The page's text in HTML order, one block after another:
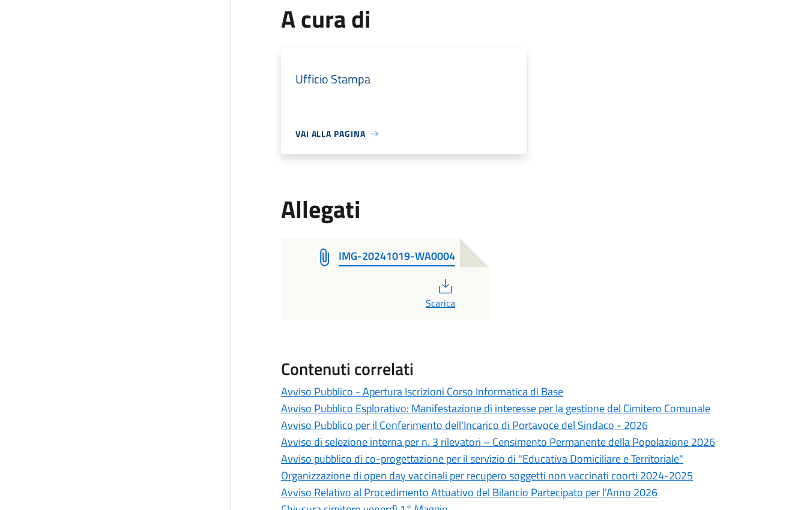
A cura di
Ufficio Stampa
VAI ALLA PAGINA
Allegati
IMG-20241019-WA0004
Scarica
Contenuti correlati
Avviso Pubblico - Apertura Iscrizioni Corso Informatica di Base
Avviso Pubblico Esplorativo: Manifestazione di interesse per la gestione del Cimitero Comunale
Avviso Pubblico per il Conferimento dell'Incarico di Portavoce del Sindaco - 2026
Avviso di selezione interna per n. 3 rilevatori – Censimento Permanente della Popolazione 2026
Avviso pubblico di co-progettazione per il servizio di "Educativa Domiciliare e Territoriale"
Organizzazione di open day vaccinali per recupero soggetti non vaccinati coorti 2024-2025
Avviso Relativo al Procedimento Attuativo del Bilancio Partecipato per l'Anno 2026